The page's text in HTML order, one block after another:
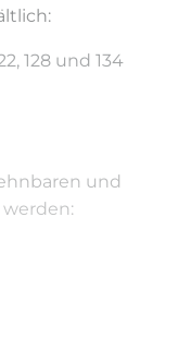
128 und 134
und